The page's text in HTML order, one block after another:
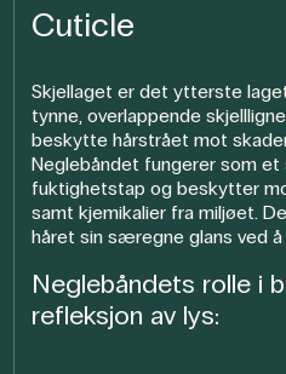
Cuticle
Skjellaget er det ytterste
tynne, overlappende
beskytte hårstrået mot
Neglebåndet fungerer som
fuktighetstap og beskytter
samt kjemikalier fra miljøet.
håret sin særegne glans ved
Neglebåndets rolle i
refleksjon av lys: